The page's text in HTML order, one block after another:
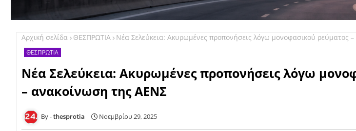
Αρχική σελίδα ΘΕΣΠΡΩΤΙΑ Νέα Σελεύκεια: Ακυρωμένες προπονήσεις λόγω μονοφασικού ρεύματος
ΘΕΣΠΡΩΤΙΑ
Νέα Σελεύκεια: Ακυρωμένες προπονήσεις λόγω
– ανακοίνωση της ΑΕΝΣ
thesprotia Νοεμβρίου 29, 2025